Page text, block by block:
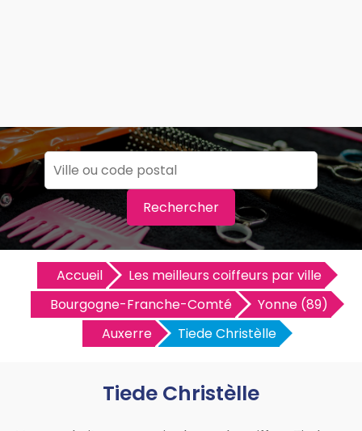
Rechercher
Accueil
Les meilleurs coiffeurs par ville
Bourgogne-Franche-Comté
Yonne (89)
Auxerre
Tiede Christèlle
Tiede Christèlle